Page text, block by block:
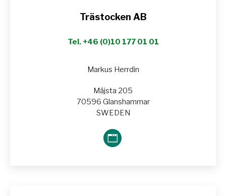
Trästocken AB
Tel. +46 (0)10 177 01 01
Markus Herrdin
Mäjsta 205
70596 Glanshammar
SWEDEN
Blog